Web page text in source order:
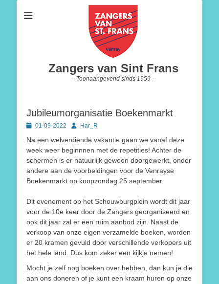
Zangers van Sint Frans
-- Toonaangevend sinds 1959 --
Jubileumorganisatie Boekenmarkt
Geplaatst
01-09-2022 AuthorHar_R
Na een welverdiende vakantie gaan we vanaf deze
week weer beginnnen met de repetities! Achter de
schermen is er natuurlijk gewoon doorgewerkt, onder
andere aan de voorbeidingen voor de Venrayse
Boekenmarkt op koopzondag 25 september.
Dit evenement op het Schouwburgplein wordt dit jaar
voor de 10e keer door de Zangers georganiseerd en
ook dit jaar zal er een ruim aanbod zijn. Naast de
verkoop van onze eigen verzamelde boeken, worden
er 20 kramen gevuld door verschillende verkopers uit
het hele land. Dus kom zeker een kijkje nemen!
Mocht je zelf nog boeken over hebben, dan kun je die
aan ons doneren of je kunt een kraam huren op onze